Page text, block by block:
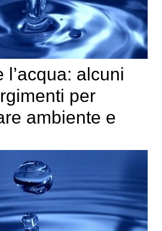
l’acqua: alcuni
per
ambiente e